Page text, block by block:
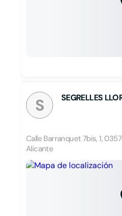
S SEGRELLES
Calle Barranquet 7bis, 1,
Alicante